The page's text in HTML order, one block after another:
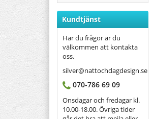
Kundtjänst
Har du frågor är du
välkommen att kontakta
oss.
silver@nattochdagdesign.se
070-786 69 09
Onsdagar och fredagar kl.
10.00-18.00. Övriga tider